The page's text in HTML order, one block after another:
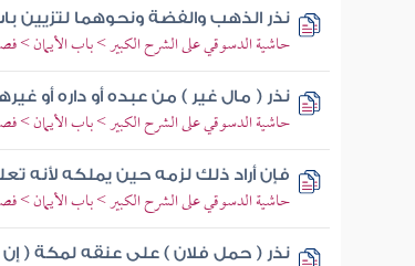
نذر الذهب والفضة ونحوهما لتزيين
حاشية الدسوقي على الشرح الكبير > باب الأيمان >
نذر ( مال غير ) من عبده أو داره أو
حاشية الدسوقي على الشرح الكبير > باب الأيمان >
فإن أراد ذلك لزمه حين يملكه لأنه
حاشية الدسوقي على الشرح الكبير > باب الأيمان >
نذر ( حمل فلان ) على عنقه لمكة (